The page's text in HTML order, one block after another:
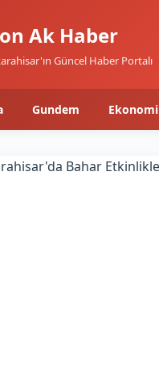
Ak Haber
Güncel Haber Portalı
Gundem Ekonomi